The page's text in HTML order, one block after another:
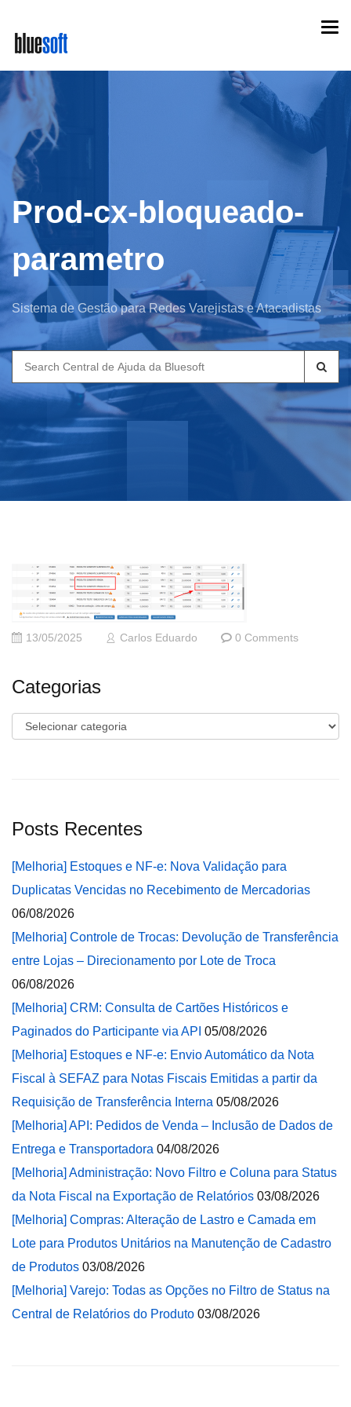
main
content
Prod-cx-bloqueado-
parametro
Sistema de Gestão para Redes Varejistas e Atacadistas
Search
for:
13/05/2025 Carlos Eduardo 0 Comments
Categorias
Categorias
Posts Recentes
[Melhoria] Estoques e NF-e: Nova Validação para
Duplicatas Vencidas no Recebimento de Mercadorias
06/08/2026
[Melhoria] Controle de Trocas: Devolução de Transferência
entre Lojas – Direcionamento por Lote de Troca
06/08/2026
[Melhoria] CRM: Consulta de Cartões Históricos e
Paginados do Participante via API 05/08/2026
[Melhoria] Estoques e NF-e: Envio Automático da Nota
Fiscal à SEFAZ para Notas Fiscais Emitidas a partir da
Requisição de Transferência Interna 05/08/2026
[Melhoria] API: Pedidos de Venda – Inclusão de Dados de
Entrega e Transportadora 04/08/2026
[Melhoria] Administração: Novo Filtro e Coluna para Status
da Nota Fiscal na Exportação de Relatórios 03/08/2026
[Melhoria] Compras: Alteração de Lastro e Camada em
Lote para Produtos Unitários na Manutenção de Cadastro
de Produtos 03/08/2026
[Melhoria] Varejo: Todas as Opções no Filtro de Status na
Central de Relatórios do Produto 03/08/2026